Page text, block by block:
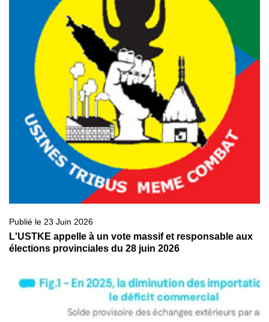
Publié le 23 Juin 2026
L'USTKE appelle à un vote massif et responsable aux
élections provinciales du 28 juin 2026